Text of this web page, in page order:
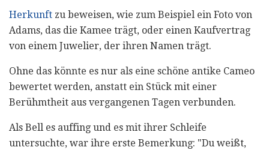
Herkunft zu beweisen, wie zum Beispiel ein Foto von
Adams, das die Kamee trägt, oder einen Kaufvertrag
von einem Juwelier, der ihren Namen trägt.
Ohne das könnte es nur als eine schöne antike Cameo
bewertet werden, anstatt ein Stück mit einer
Berühmtheit aus vergangenen Tagen verbunden.
Als Bell es auffing und es mit ihrer Schleife
untersuchte, war ihre erste Bemerkung: "Du weißt,